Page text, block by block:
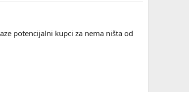
potencijalni kupci za nema ništa od